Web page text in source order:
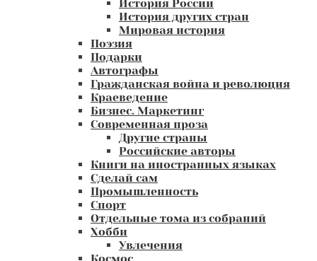
История России
История других стран
Мировая история
Поэзия
Подарки
Автографы
Гражданская война и революция
Краеведение
Бизнес. Маркетинг
Современная проза
Другие страны
Российские авторы
Книги на иностранных языках
Сделай сам
Промышленность
Спорт
Отдельные тома из собраний
Хобби
Увлечения